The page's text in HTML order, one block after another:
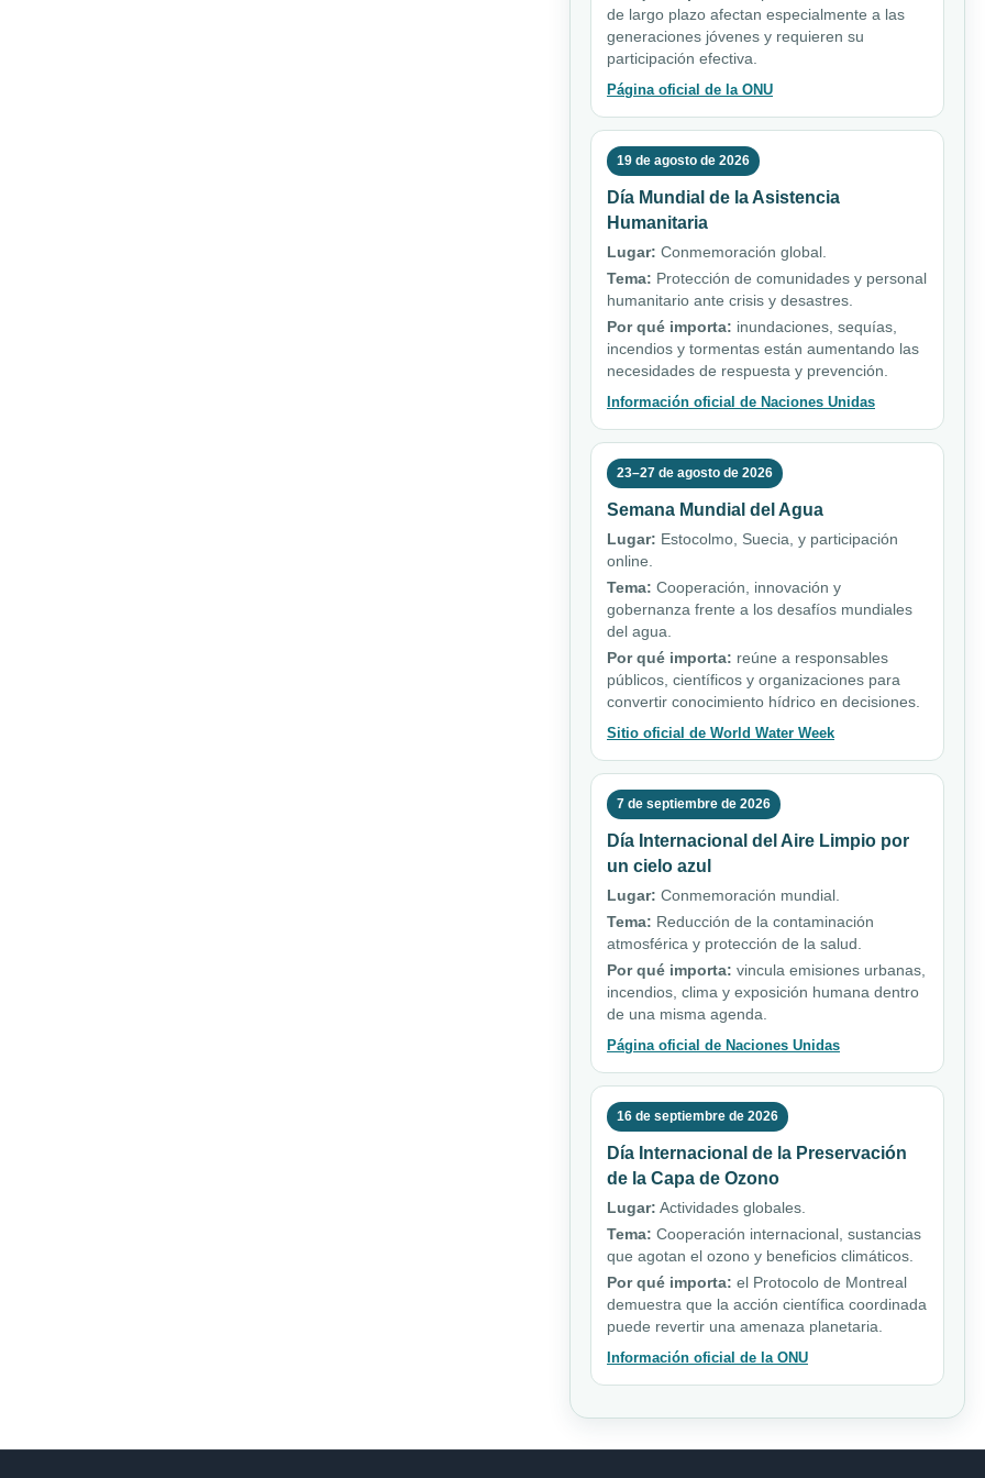
de largo plazo afectan especialmente a las
generaciones jóvenes y requieren su
participación efectiva.
Página oficial de la ONU
19 de agosto de 2026
Día Mundial de la Asistencia
Humanitaria
Lugar: Conmemoración global.
Tema: Protección de comunidades y personal
humanitario ante crisis y desastres.
Por qué importa: inundaciones, sequías,
incendios y tormentas están aumentando las
necesidades de respuesta y prevención.
Información oficial de Naciones Unidas
23–27 de agosto de 2026
Semana Mundial del Agua
Lugar: Estocolmo, Suecia, y participación
online.
Tema: Cooperación, innovación y
gobernanza frente a los desafíos mundiales
del agua.
Por qué importa: reúne a responsables
públicos, científicos y organizaciones para
convertir conocimiento hídrico en decisiones.
Sitio oficial de World Water Week
7 de septiembre de 2026
Día Internacional del Aire Limpio por
un cielo azul
Lugar: Conmemoración mundial.
Tema: Reducción de la contaminación
atmosférica y protección de la salud.
Por qué importa: vincula emisiones urbanas,
incendios, clima y exposición humana dentro
de una misma agenda.
Página oficial de Naciones Unidas
16 de septiembre de 2026
Día Internacional de la Preservación
de la Capa de Ozono
Lugar: Actividades globales.
Tema: Cooperación internacional, sustancias
que agotan el ozono y beneficios climáticos.
Por qué importa: el Protocolo de Montreal
demuestra que la acción científica coordinada
puede revertir una amenaza planetaria.
Información oficial de la ONU